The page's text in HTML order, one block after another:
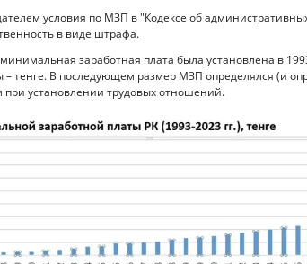
условия по МЗП в "Кодексе об
в виде штрафа.
заработная плата была установлена в
тенге. В последующем размер МЗП определялся (и
установлении трудовых отношений.